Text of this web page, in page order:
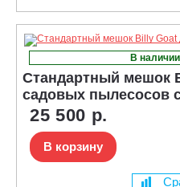
В
Стандартный мешок
садовых пылесосов
25 500 р.
В корзину